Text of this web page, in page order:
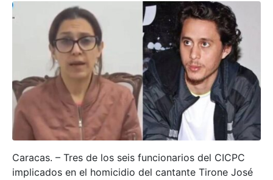
Caracas. – Tres de los seis funcionarios del CICPC
implicados en el homicidio del cantante Tirone José